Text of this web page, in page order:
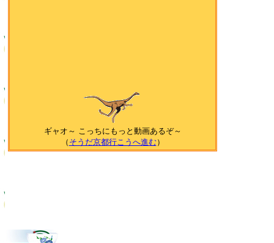
ギャオ～ こっちにもっと動画あるぞ～
（ そうだ京都行こうへ進む）